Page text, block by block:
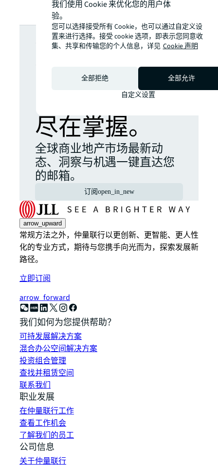
希望获取更多
洞察？即刻订
阅，最新资讯
尽在掌握。
全球商业地产市场最新动
态、洞察与机遇一键直达您
的邮箱。
订阅open_in_new
arrow_upward
常规方法之外，仲量联行以更创新、更智能、更人性
化的专业方式，期待与您携手向光而为，探索发展新
路径。
立即订阅
arrow_forward
我们如何为您提供帮助？
可持发展解决方案
混合办公空间解决方案
投资组合管理
查找并租赁空间
联系我们
职业发展
在仲量联行工作
查看工作机会
了解我们的员工
公司信息
关于仲量联行
我们使用 Cookie 来优化您的用户体
验。
您可以选择接受所有 Cookie，也可以通过自定义设
置来进行选择。接受 cookie 选项，即表示您同意收
集、共享和传输您的个人信息，详见 Cookie 声明
全部拒绝
全部允许
自定义设置